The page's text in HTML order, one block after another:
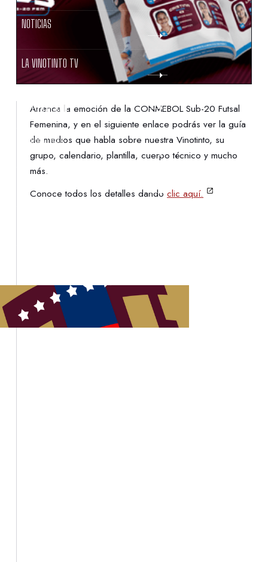
NOTICIAS
LA VINOTINTO TV
NOTIFICACIONES
NORMATIVAS
Arranca la emoción de la CONMEBOL Sub-20 Futsal
Femenina, y en el siguiente enlace podrás ver la guía
de medios que habla sobre nuestra Vinotinto, su
grupo, calendario, plantilla, cuerpo técnico y mucho
más.
Conoce todos los detalles dandoclic aquí.